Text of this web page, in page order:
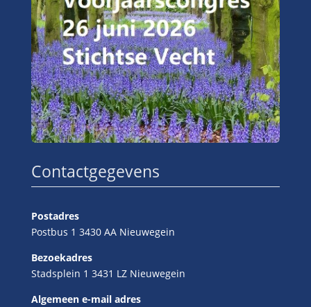
Contactgegevens
Postadres
Postbus 1 3430 AA Nieuwegein
Bezoekadres
Stadsplein 1 3431 LZ Nieuwegein
Algemeen e-mail adres